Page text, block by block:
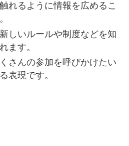
れるように情報を広めるこ
しいルールや制度などを知
ます。
さんの参加を呼びかけたい
表現です。